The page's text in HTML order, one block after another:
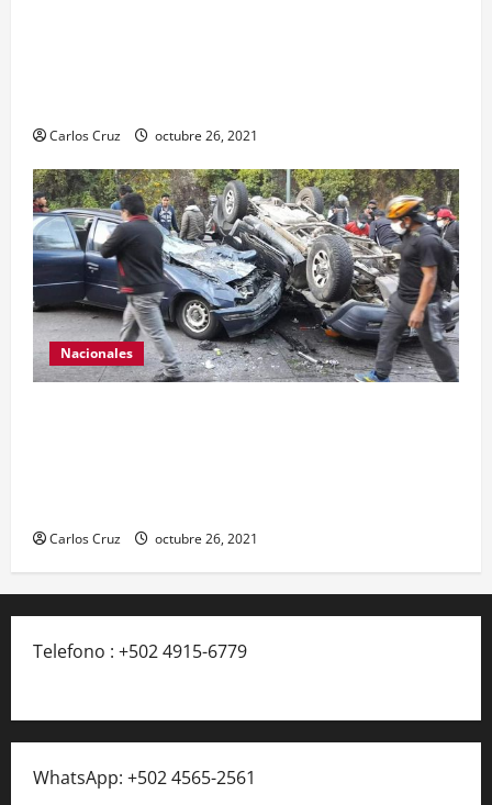
Carlos Cruz octubre 26, 2021
Nacionales
Carlos Cruz octubre 26, 2021
Telefono : +502 4915-6779
WhatsApp: +502 4565-2561